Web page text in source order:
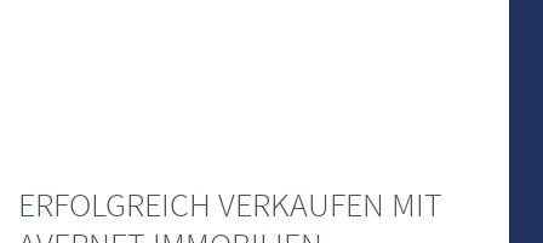
ERFOLGREICH VERKAUFEN MIT